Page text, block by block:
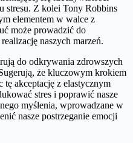
stresu. Z kolei Tony Robbins
elementem w walce z
może prowadzić do
naszych marzeń.
do odkrywania zdrowszych
że kluczowym krokiem
akceptację z elastycznym
stres i poprawić nasze
myślenia, wprowadzane w
nasze postrzeganie emocji